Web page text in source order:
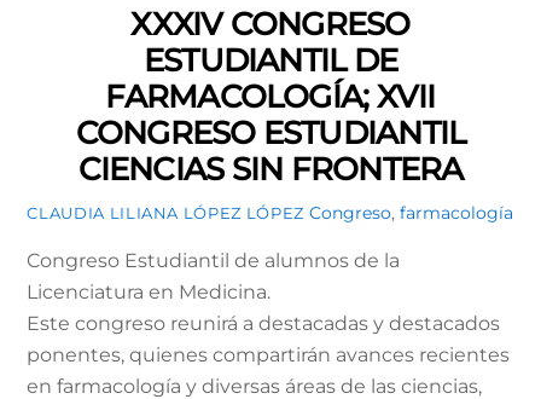
XXXIV CONGRESO
ESTUDIANTIL DE
FARMACOLOGÍA; XVII
CONGRESO ESTUDIANTIL
CIENCIAS SIN FRONTERA
CLAUDIA LILIANA LÓPEZ LÓPEZ Congreso, farmacología
Congreso Estudiantil de alumnos de la
Licenciatura en Medicina.
Este congreso reunirá a destacadas y destacados
ponentes, quienes compartirán avances recientes
en farmacología y diversas áreas de las ciencias,